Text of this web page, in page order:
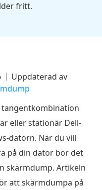
fritt.
Uppdaterad av
eller stationär Dell-
datorn. När du vill
på din dator bör det
skärmdump. Artikeln
att skärmdumpa på